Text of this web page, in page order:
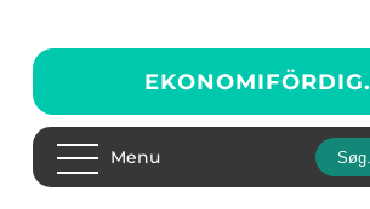
EKONOMIFÖRDIG.
Menu